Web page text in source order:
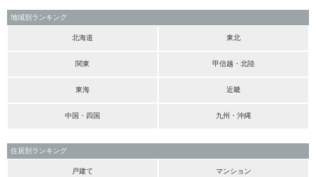
地域別ランキング
北海道 東北
関東 甲信越・北陸
東海 近畿
中国・四国 九州・沖縄
住居別ランキング
戸建て マンション